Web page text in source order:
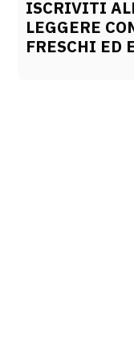
ISCRIVITI
LEGGERE
FRESCHI ED